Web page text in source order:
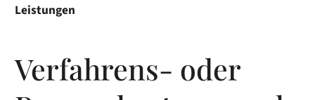
Leistungen
Verfahrens- oder